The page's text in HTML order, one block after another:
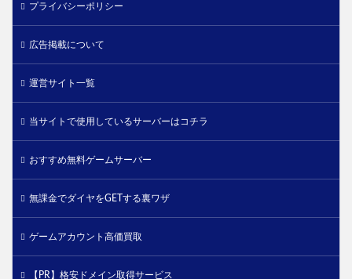
プライバシーポリシー
広告掲載について
運営サイト一覧
当サイトで使用しているサーバーはコチラ
おすすめ無料ゲームサーバー
無課金でダイヤをGETする裏ワザ
ゲームアカウント高価買取
【PR】格安ドメイン取得サービス